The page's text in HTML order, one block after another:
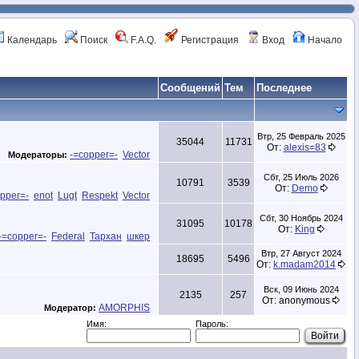
Календарь Поиск F.A.Q. Регистрация Вход Начало
Сообщений Тем Последнее
Модераторы: -=copper=- Vector
35044 11731 Втр, 25 Февраль 2025
От: alexis=83
enot Lugt Respekt Vector
10791 3539 Сбт, 25 Июль 2026
От: Demo
=copper=- Federal Тархан шкер
31095 10178 Сбт, 30 Ноябрь 2024
От: King
18695 5496 Втр, 27 Август 2024
От: k.madam2014
Модератор: AMORPHIS
2135 257 Вск, 09 Июнь 2024
От: anonymous
Имя: Пароль: